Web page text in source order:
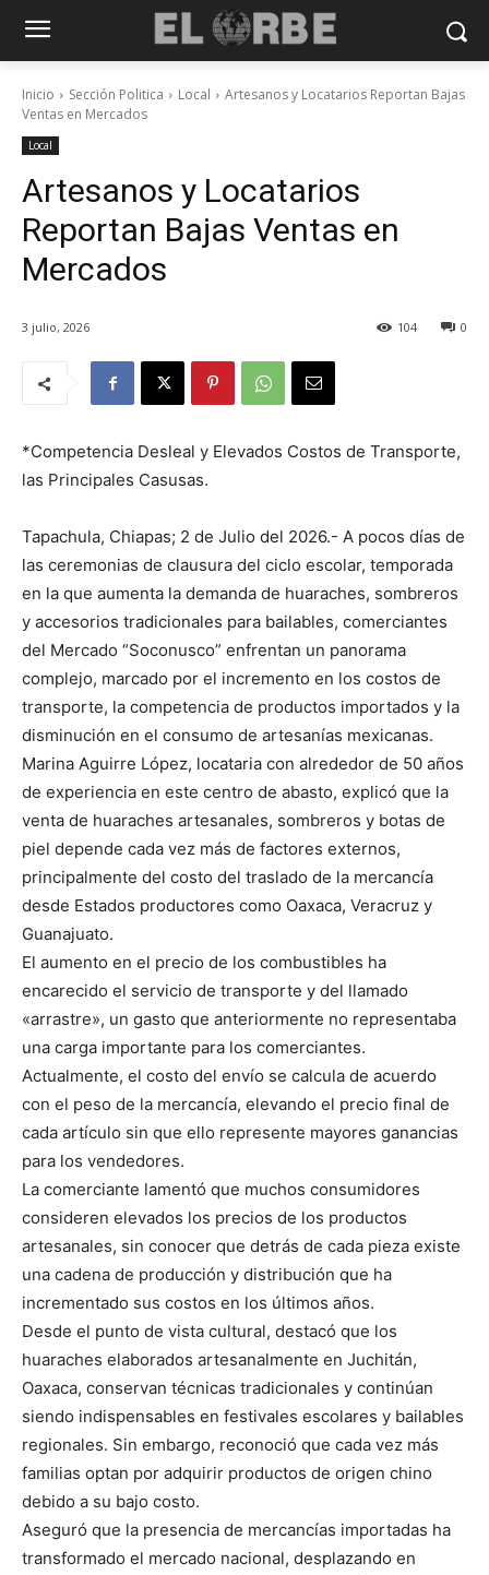
Inicio Sección Politica Local
Artesanos y Locatarios Reportan Bajas
Ventas en Mercados
Local
Artesanos y Locatarios
Reportan Bajas Ventas en
Mercados
3 julio, 2026 0
104
*Competencia Desleal y Elevados Costos de Transporte,
las Principales Casusas.
Tapachula, Chiapas; 2 de Julio del 2026.- A pocos días de
las ceremonias de clausura del ciclo escolar, temporada
en la que aumenta la demanda de huaraches, sombreros
y accesorios tradicionales para bailables, comerciantes
del Mercado “Soconusco” enfrentan un panorama
complejo, marcado por el incremento en los costos de
transporte, la competencia de productos importados y la
disminución en el consumo de artesanías mexicanas.
Marina Aguirre López, locataria con alrededor de 50 años
de experiencia en este centro de abasto, explicó que la
venta de huaraches artesanales, sombreros y botas de
piel depende cada vez más de factores externos,
principalmente del costo del traslado de la mercancía
desde Estados productores como Oaxaca, Veracruz y
Guanajuato.
El aumento en el precio de los combustibles ha
encarecido el servicio de transporte y del llamado
«arrastre», un gasto que anteriormente no representaba
una carga importante para los comerciantes.
Actualmente, el costo del envío se calcula de acuerdo
con el peso de la mercancía, elevando el precio final de
cada artículo sin que ello represente mayores ganancias
para los vendedores.
La comerciante lamentó que muchos consumidores
consideren elevados los precios de los productos
artesanales, sin conocer que detrás de cada pieza existe
una cadena de producción y distribución que ha
incrementado sus costos en los últimos años.
Desde el punto de vista cultural, destacó que los
huaraches elaborados artesanalmente en Juchitán,
Oaxaca, conservan técnicas tradicionales y continúan
siendo indispensables en festivales escolares y bailables
regionales. Sin embargo, reconoció que cada vez más
familias optan por adquirir productos de origen chino
debido a su bajo costo.
Aseguró que la presencia de mercancías importadas ha
transformado el mercado nacional, desplazando en